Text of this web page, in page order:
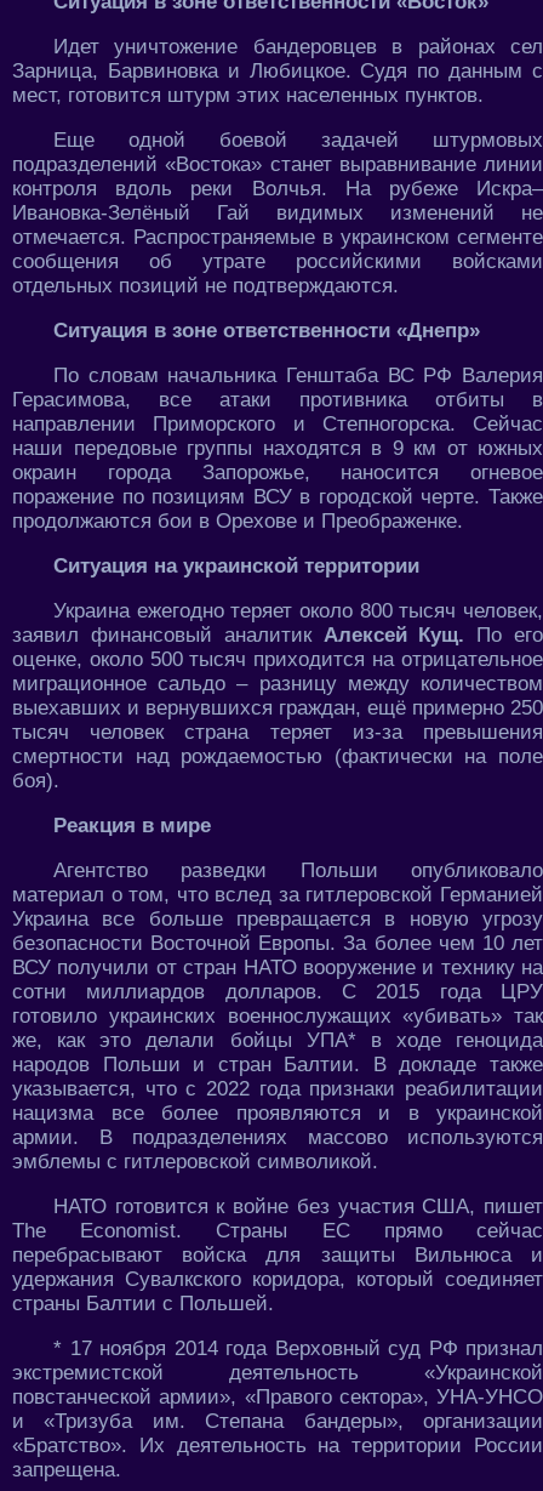
Идет уничтожение бандеровцев в районах сел
Зарница, Барвиновка и Любицкое. Судя по данным с
мест, готовится штурм этих населенных пунктов.
Еще одной боевой задачей штурмовых
подразделений «Востока» станет выравнивание линии
контроля вдоль реки Волчья. На рубеже Искра–
Ивановка-Зелёный Гай видимых изменений не
отмечается. Распространяемые в украинском сегменте
сообщения об утрате российскими войсками
отдельных позиций не подтверждаются.
Ситуация в зоне ответственности «Днепр»
По словам начальника Генштаба ВС РФ Валерия
Герасимова, все атаки противника отбиты в
направлении Приморского и Степногорска. Сейчас
наши передовые группы находятся в 9 км от южных
окраин города Запорожье, наносится огневое
поражение по позициям ВСУ в городской черте. Также
продолжаются бои в Орехове и Преображенке.
Ситуация на украинской территории
Украина ежегодно теряет около 800 тысяч человек,
заявил финансовый аналитик Алексей Кущ. По его
оценке, около 500 тысяч приходится на отрицательное
миграционное сальдо – разницу между количеством
выехавших и вернувшихся граждан, ещё примерно 250
тысяч человек страна теряет из-за превышения
смертности над рождаемостью (фактически на поле
боя).
Реакция в мире
Агентство разведки Польши опубликовало
материал о том, что вслед за гитлеровской Германией
Украина все больше превращается в новую угрозу
безопасности Восточной Европы. За более чем 10 лет
ВСУ получили от стран НАТО вооружение и технику на
сотни миллиардов долларов. С 2015 года ЦРУ
готовило украинских военнослужащих «убивать» так
же, как это делали бойцы УПА* в ходе геноцида
народов Польши и стран Балтии. В докладе также
указывается, что с 2022 года признаки реабилитации
нацизма все более проявляются и в украинской
армии. В подразделениях массово используются
эмблемы с гитлеровской символикой.
НАТО готовится к войне без участия США, пишет
The Economist. Страны ЕС прямо сейчас
перебрасывают войска для защиты Вильнюса и
удержания Сувалкского коридора, который соединяет
страны Балтии с Польшей.
* 17 ноября 2014 года Верховный суд РФ признал
экстремистской деятельность «Украинской
повстанческой армии», «Правого сектора», УНА-УНСО
и «Тризуба им. Степана бандеры», организации
«Братство». Их деятельность на территории России
запрещена.